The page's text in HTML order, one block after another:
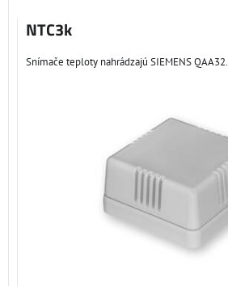
NTC3k
Snímače teploty nahrádzajú SIEMENS QAA32.